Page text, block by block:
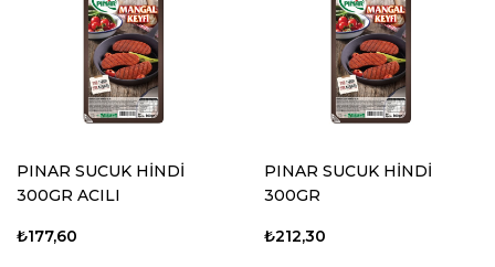
PINAR SUCUK HİNDİ
300GR ACILI
₺177,60
PINAR SUCUK HİNDİ
300GR
₺212,30